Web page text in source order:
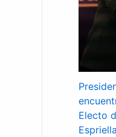
Electo
Espriella